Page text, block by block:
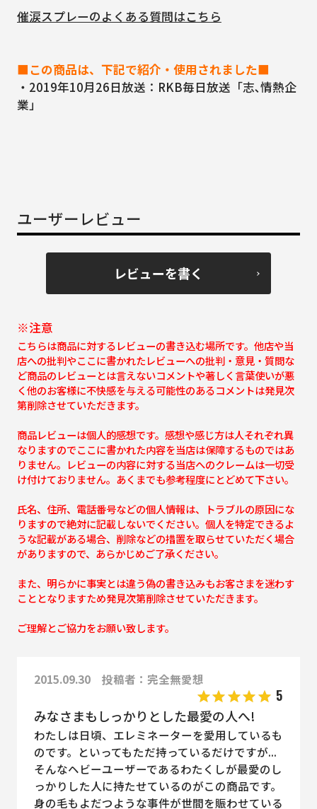
催涙スプレーのよくある質問はこちら
■この商品は、下記で紹介・使用されました■
・2019年10月26日放送：RKB毎日放送「志､情熱企
業」
ユーザーレビュー
レビューを書く
※注意
こちらは商品に対するレビューの書き込む場所です。他店や当
店への批判やここに書かれたレビューへの批判・意見・質問な
ど商品のレビューとは言えないコメントや著しく言葉使いが悪
く他のお客様に不快感を与える可能性のあるコメントは発見次
第削除させていただきます。
商品レビューは個人的感想です。感想や感じ方は人それぞれ異
なりますのでここに書かれた内容を当店は保障するものではあ
りません。レビューの内容に対する当店へのクレームは一切受
け付けておりません。あくまでも参考程度にとどめて下さい。
氏名、住所、電話番号などの個人情報は、トラブルの原因にな
りますので絶対に記載しないでください。個人を特定できるよ
うな記載がある場合、削除などの措置を取らせていただく場合
がありますので、あらかじめご了承ください。
また、明らかに事実とは違う偽の書き込みもお客さまを迷わす
こととなりますため発見次第削除させていただきます。
ご理解とご協力をお願い致します。
2015.09.30 投稿者：完全無愛想
5
みなさまもしっかりとした最愛の人へ!
わたしは日頃、エレミネーターを愛用しているも
のです。といってもただ持っているだけですが...
そんなヘビーユーザーであるわたくしが最愛のし
っかりした人に持たせているのがこの商品です。
身の毛もよだつような事件が世間を賑わせている